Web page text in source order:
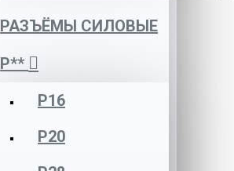
РАЗЪЁМЫ СИЛОВЫЕ
Р**
Р16
Р20